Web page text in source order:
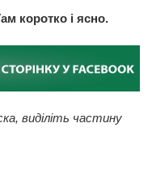
коротко і ясно.
виділіть частину